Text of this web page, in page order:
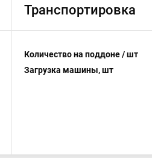
Транспортировка
Количество на поддоне / шт
Загрузка машины, шт